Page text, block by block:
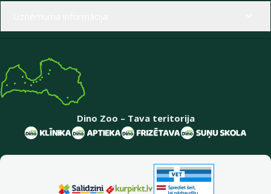
Dino Zoo – Tava teritorija